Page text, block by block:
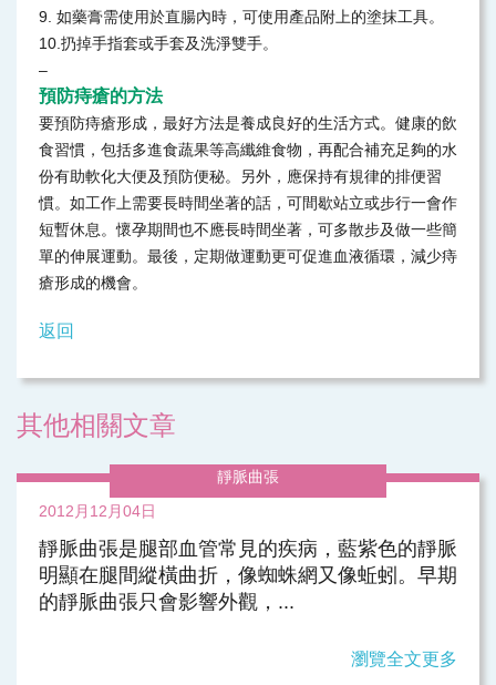
9. 如藥膏需使用於直腸內時，可使用產品附上的塗抹工具。
10.扔掉手指套或手套及洗淨雙手。
–
預防痔瘡的方法
要預防痔瘡形成，最好方法是養成良好的生活方式。健康的飲
食習慣，包括多進食蔬果等高纖維食物，再配合補充足夠的水
份有助軟化大便及預防便秘。另外，應保持有規律的排便習
慣。如工作上需要長時間坐著的話，可間歇站立或步行一會作
短暫休息。懷孕期間也不應長時間坐著，可多散步及做一些簡
單的伸展運動。最後，定期做運動更可促進血液循環，減少痔
瘡形成的機會。
返回
其他相關文章
靜脈曲張
2012月12月04日
靜脈曲張是腿部血管常見的疾病，藍紫色的靜脈
明顯在腿間縱橫曲折，像蜘蛛網又像蚯蚓。早期
的靜脈曲張只會影響外觀，...
瀏覽全文更多